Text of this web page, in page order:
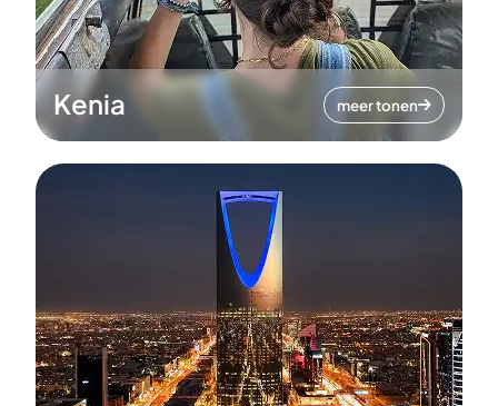
Kenia meer tonen